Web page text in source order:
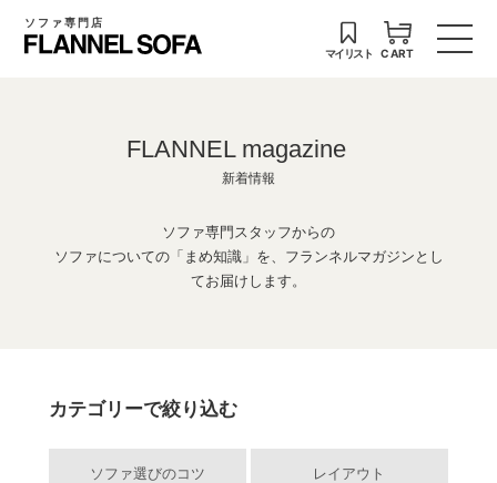
ソファ専門店
マイリスト CART
FLANNEL magazine
新着情報
ソファ専門スタッフからの
ソファについての「まめ知識」を、フランネルマガジンとし
てお届けします。
カテゴリーで絞り込む
ソファ選びのコツ レイアウト